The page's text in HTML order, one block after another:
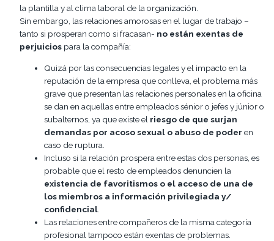
la plantilla y al clima laboral de la organización.
Sin embargo, las relaciones amorosas en el lugar de trabajo –
tanto si prosperan como si fracasan- no están exentas de
perjuicios para la compañía:
Quizá por las consecuencias legales y el impacto en la
reputación de la empresa que conlleva, el problema más
grave que presentan las relaciones personales en la oficina
se dan en aquellas entre empleados sénior o jefes y júnior o
subalternos, ya que existe el riesgo de que surjan
demandas por acoso sexual o abuso de poder en
caso de ruptura.
Incluso si la relación prospera entre estas dos personas, es
probable que el resto de empleados denuncien la
existencia de favoritismos o el acceso de una de
los miembros a información privilegiada y/
confidencial
Las relaciones entre compañeros de la misma categoría
profesional tampoco están exentas de problemas.